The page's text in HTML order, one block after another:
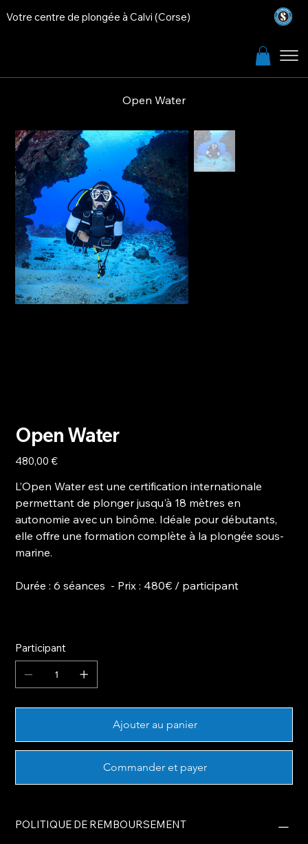
Votre centre de plongée à Calvi (Corse)
Open Water
Open Water
Prix
480,00 €
L’Open Water est une certification internationale
permettant de plonger jusqu'à 18 mètres en
autonomie avec un binôme. Idéale pour débutants,
elle offre une formation complète à la plongée sous-
marine.
Durée : 6 séances - Prix : 480€ / participant
Participant
Ajouter au panier
Commander et payer
POLITIQUE DE REMBOURSEMENT